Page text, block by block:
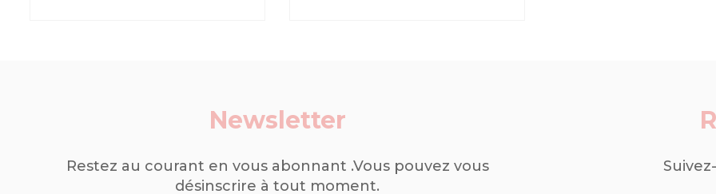
Newsletter
Restez au courant en vous abonnant .Vous pouvez vous
désinscrire à tout moment.